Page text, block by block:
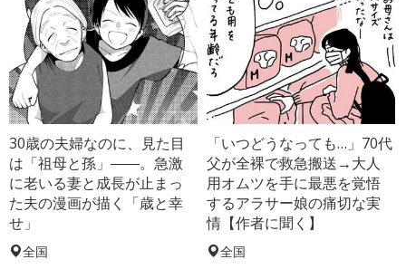
30歳の夫婦なのに、見た目
は「祖母と孫」――。急激
に老いる妻と成長が止まっ
た夫の漫画が描く「歳と幸
せ」
全国
「いつどうなっても…」70代
父が全裸で救急搬送→大人
用オムツを手に最悪を覚悟
するアラサー娘の痛切な実
情【作者に聞く】
全国